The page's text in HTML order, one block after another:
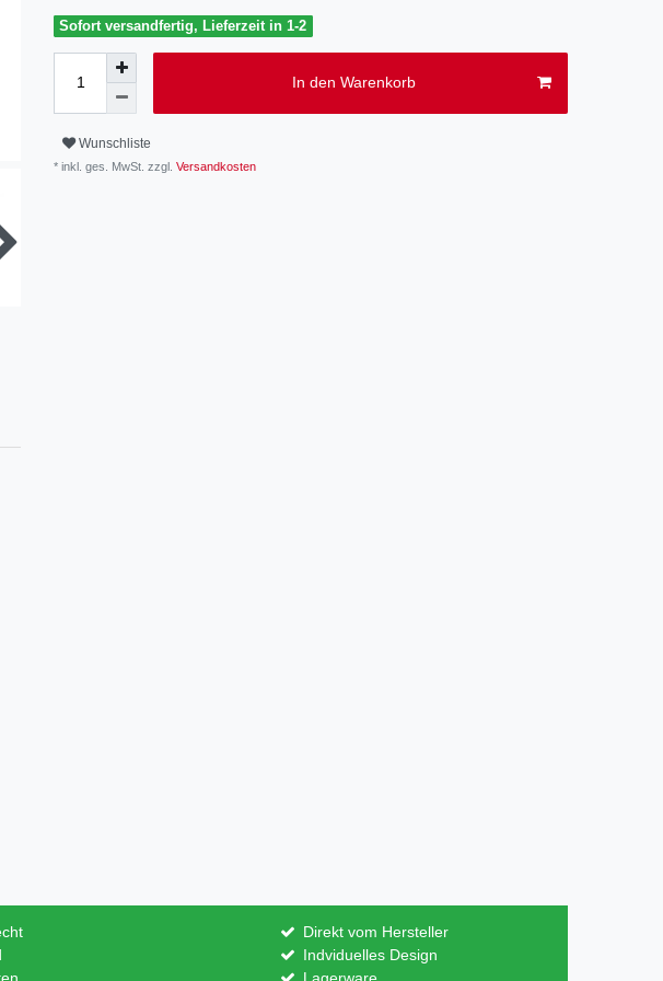
Sofort versandfertig, Lieferzeit in 1-2
In den Warenkorb
Wunschliste
* inkl. ges. MwSt. zzgl. Versandkosten
Direkt vom Hersteller
Indviduelles Design